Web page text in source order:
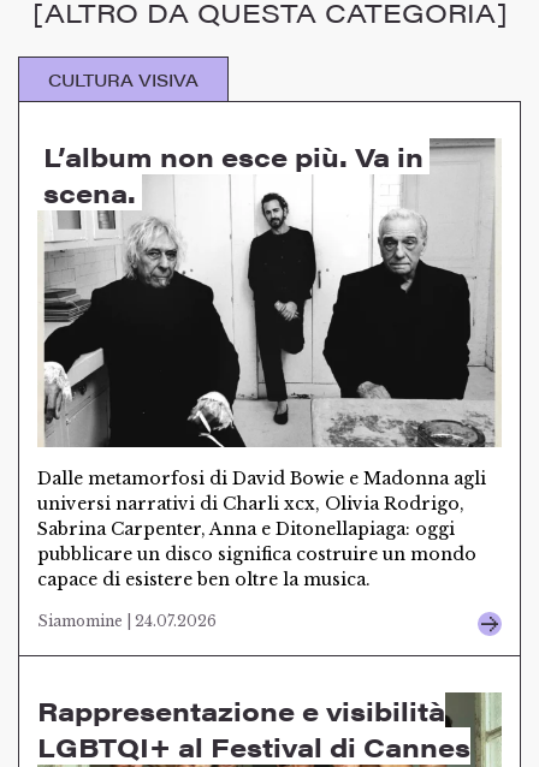
[ALTRO DA QUESTA CATEGORIA]
CULTURA VISIVA
L’album non esce più. Va in
scena.
Dalle metamorfosi di David Bowie e Madonna agli
universi narrativi di Charli xcx, Olivia Rodrigo,
Sabrina Carpenter, Anna e Ditonellapiaga: oggi
pubblicare un disco significa costruire un mondo
capace di esistere ben oltre la musica.
Siamomine | 24.07.2026
Rappresentazione e visibilità
LGBTQI+ al Festival di Cannes